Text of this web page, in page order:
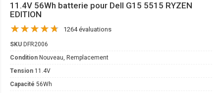
11.4V 56Wh batterie pour Dell G15 5515 RYZEN
EDITION
1264 évaluations
SKU DFR2006
Condition Nouveau, Remplacement
Tension 11.4V
Capacité 56Wh